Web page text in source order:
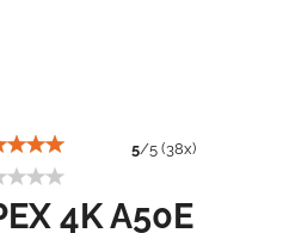
5/5 (38x)
4K A50E